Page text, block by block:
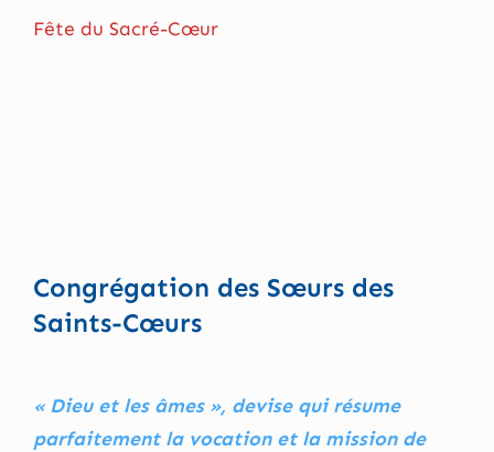
Fête du Sacré-Cœur
Congrégation des Sœurs des
Saints-Cœurs
« Dieu et les âmes », devise qui résume
parfaitement la vocation et la mission de